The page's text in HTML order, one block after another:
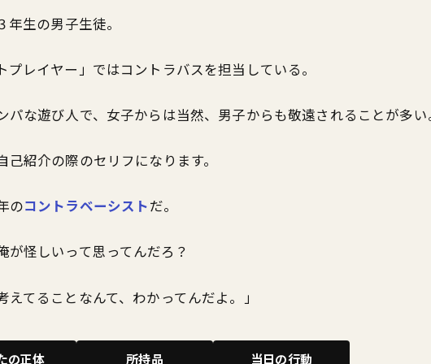
年生の男子生徒。
プレイヤー」ではコントラバスを担当している。
パな遊び人で、女子からは当然、男子からも敬遠されることが多
紹介の際のセリフになります。
のコントラベーシストだ。
が怪しいって思ってんだろ？
えてることなんて、わかってんだよ。」
の正体 所持品 当日の行動